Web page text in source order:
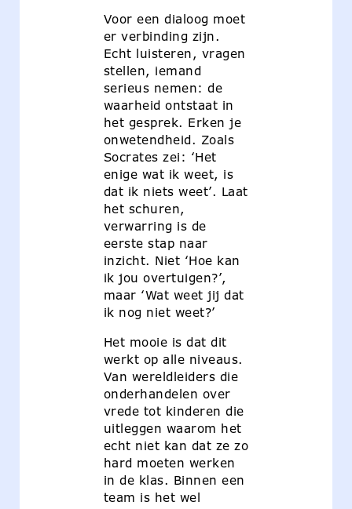
Voor een dialoog moet
er verbinding zijn.
Echt luisteren, vragen
stellen, iemand
serieus nemen: de
waarheid ontstaat in
het gesprek. Erken je
onwetendheid. Zoals
Socrates zei: ‘Het
enige wat ik weet, is
dat ik niets weet’. Laat
het schuren,
verwarring is de
eerste stap naar
inzicht. Niet ‘Hoe kan
ik jou overtuigen?’,
maar ‘Wat weet jij dat
ik nog niet weet?’
Het mooie is dat dit
werkt op alle niveaus.
Van wereldleiders die
onderhandelen over
vrede tot kinderen die
uitleggen waarom het
echt niet kan dat ze zo
hard moeten werken
in de klas. Binnen een
team is het wel